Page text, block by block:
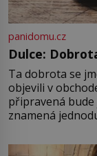
panidomu.cz
Dulce:
Ta dobrota se
objevili v
připravená bude
znamená
pře hned